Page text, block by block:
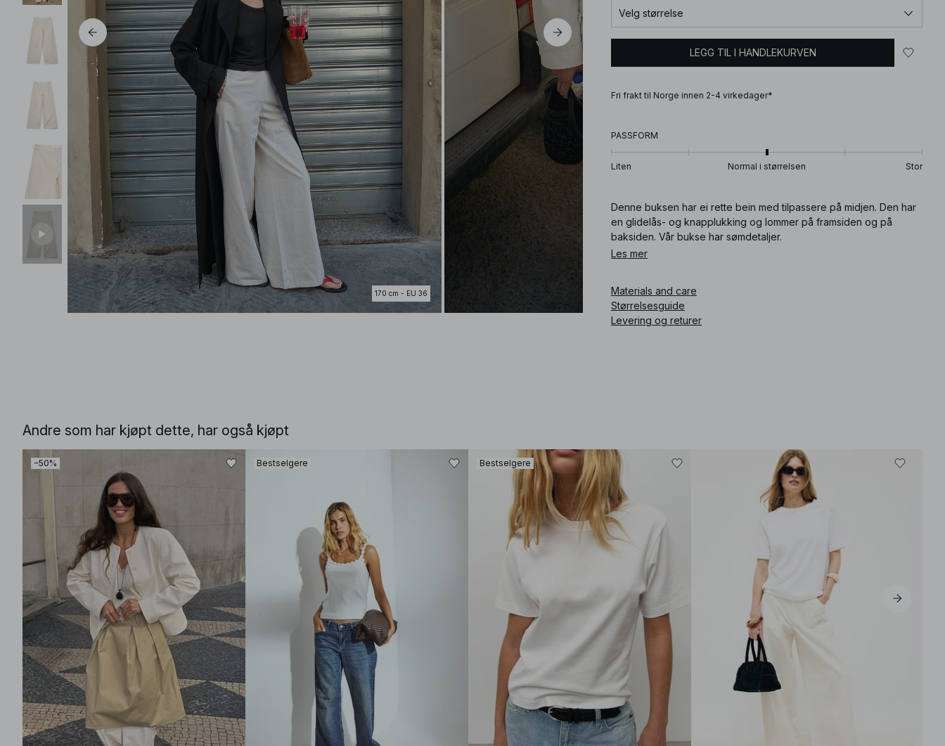
170 cm - EU 36
Velg størrelse
LEGG TIL I HANDLEKURVEN
Fri frakt til Norge innen 2-4 virkedager*
PASSFORM
Liten Normal i størrelsen Stor
Denne buksen har ei rette bein med tilpassere på midjen. Den har
en glidelås- og knapplukking og lommer på framsiden og på
baksiden. Vår bukse har sømdetaljer.
Les mer
Materials and care
Størrelsesguide
Levering og returer
Andre som har kjøpt dette, har også kjøpt
−50% Bestselgere Bestselgere